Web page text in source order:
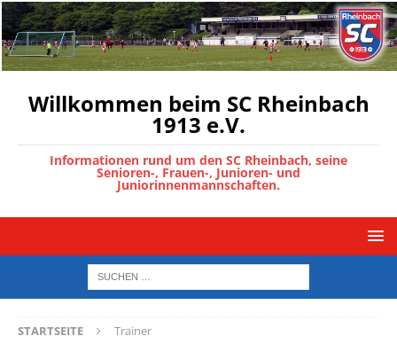
Willkommen beim SC Rheinbach
1913 e.V.
Informationen rund um den SC Rheinbach, seine
Senioren-, Frauen-, Junioren- und
Juniorinnenmannschaften.
STARTSEITE Trainer